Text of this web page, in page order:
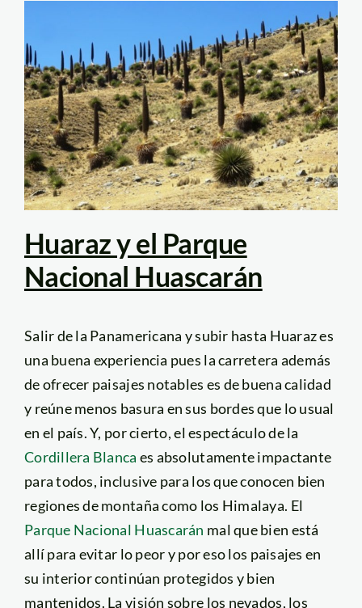
Huaraz y el Parque
Nacional Huascarán
Salir de la Panamericana y subir hasta Huaraz es
una buena experiencia pues la carretera además
de ofrecer paisajes notables es de buena calidad
y reúne menos basura en sus bordes que lo usual
en el país. Y, por cierto, el espectáculo de la
Cordillera Blanca es absolutamente impactante
para todos, inclusive para los que conocen bien
regiones de montaña como los Himalaya. El
Parque Nacional Huascarán mal que bien está
allí para evitar lo peor y por eso los paisajes en
su interior continúan protegidos y bien
mantenidos. La visión sobre los nevados, los